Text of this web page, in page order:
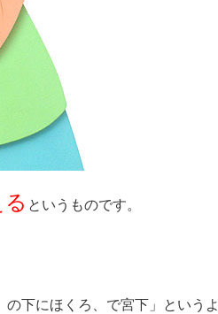
というものです。
下にほくろ、で宮下」というよ